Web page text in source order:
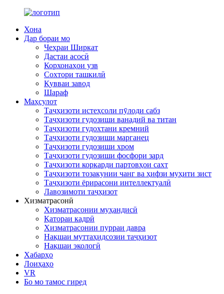
Хона
Дар бораи мо
Чеҳраи Ширкат
Дастаи асосӣ
Корхонаҳои узв
Сохтори ташкилӣ
Қувваи завод
Шараф
Маҳсулот
Таҷҳизоти истеҳсоли пӯлоди сабз
Таҷҳизоти гудозиши ванадий ва титан
Таҷҳизоти гудохтани кремний
Таҷҳизоти гудозиши марганец
Таҷҳизоти гудозиши хром
Таҷҳизоти гудозиши фосфори зард
Таҷҳизоти коркарди партовҳои сахт
Таҷҳизоти тозакунии чанг ва ҳифзи муҳити зист
Таҷҳизоти ёрирасони интеллектуалӣ
Лавозимоти таҷҳизот
Хизматрасонӣ
Хизматрасонии муҳандисӣ
Қатораи кадрӣ
Хизматрасонии пурраи давра
Нақшаи муттаҳидсозии таҷҳизот
Нақшаи экологӣ
Хабарҳо
Лоиҳаҳо
VR
Бо мо тамос гиред